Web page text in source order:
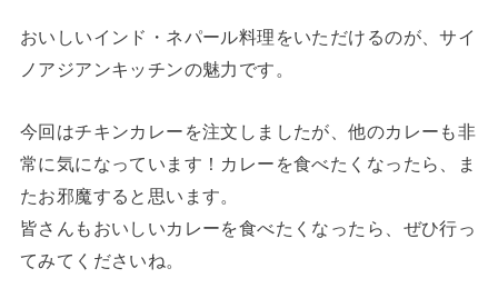
おいしいインド・ネパール料理をいただけるのが、サイ
ノアジアンキッチンの魅力です。
今回はチキンカレーを注文しましたが、他のカレーも非
常に気になっています！カレーを食べたくなったら、ま
たお邪魔すると思います。
皆さんもおいしいカレーを食べたくなったら、ぜひ行っ
てみてくださいね。